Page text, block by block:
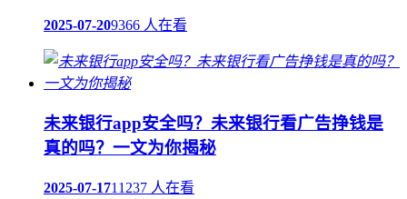
2025-07-209366 人在看
未来银行app安全吗？未来银行看广告挣钱是
真的吗？一文为你揭秘
2025-07-1711237 人在看